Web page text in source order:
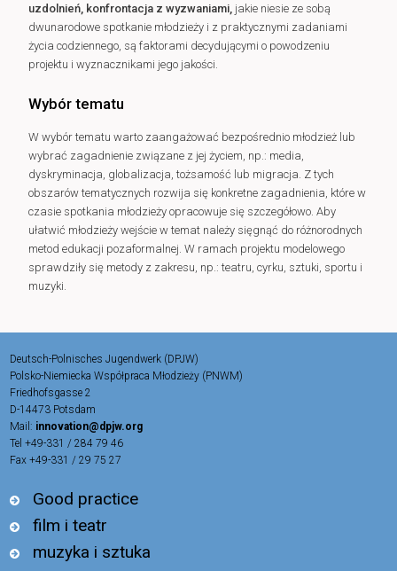
uzdolnień, konfrontacja z wyzwaniami, jakie niesie ze sobą
dwunarodowe spotkanie młodzieży i z praktycznymi zadaniami
życia codziennego, są faktorami decydującymi o powodzeniu
projektu i wyznacznikami jego jakości.
Wybór tematu
W wybór tematu warto zaangażować bezpośrednio młodzież lub
wybrać zagadnienie związane z jej życiem, np.: media,
dyskryminacja, globalizacja, tożsamość lub migracja. Z tych
obszarów tematycznych rozwija się konkretne zagadnienia, które w
czasie spotkania młodzieży opracowuje się szczegółowo. Aby
ułatwić młodzieży wejście w temat należy sięgnąć do różnorodnych
metod edukacji pozaformalnej. W ramach projektu modelowego
sprawdziły się metody z zakresu, np.: teatru, cyrku, sztuki, sportu i
muzyki.
Deutsch-Polnisches Jugendwerk (DPJW)
Polsko-Niemiecka Współpraca Młodzieży (PNWM)
Friedhofsgasse 2
D-14473 Potsdam
Mail: innovation@dpjw.org
Tel +49-331 / 284 79 46
Fax +49-331 / 29 75 27
Good practice
film i teatr
muzyka i sztuka